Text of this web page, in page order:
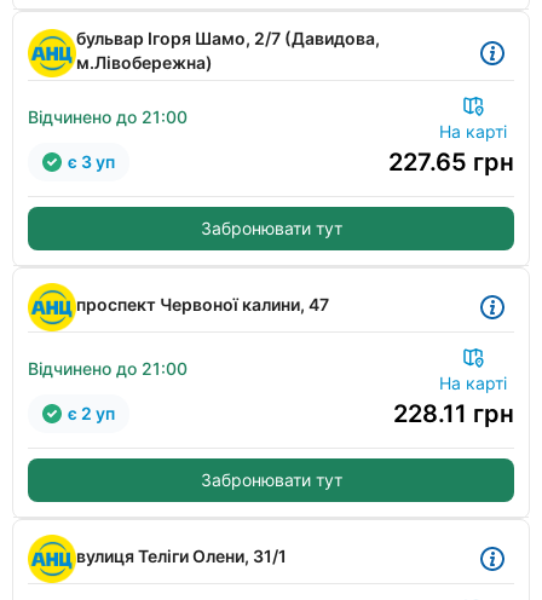
бульвар Ігоря Шамо, 2/7 (Давидова,
м.Лівобережна)
Відчинено до 21:00
На карті
227.65 грн
є 3 уп
Забронювати тут
проспект Червоної калини, 47
Відчинено до 21:00
На карті
228.11 грн
є 2 уп
Забронювати тут
вулиця Теліги Олени, 31/1